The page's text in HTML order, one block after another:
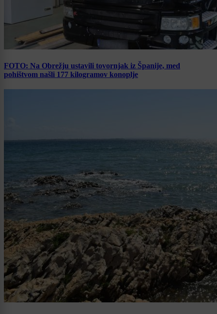
FOTO: Na Obrežju ustavili tovornjak iz Španije, med
pohištvom našli 177 kilogramov konoplje